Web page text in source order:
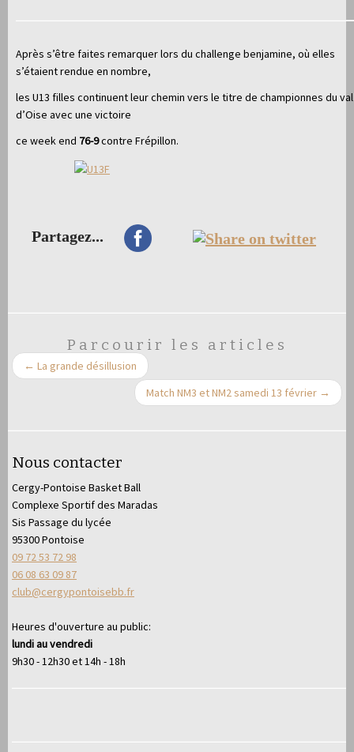
Après s’être faites remarquer lors du challenge benjamine, où elles
s’étaient rendue en nombre,
les U13 filles continuent leur chemin vers le titre de championnes du val
d’Oise avec une victoire
ce week end 76-9contre Frépillon.
Partagez...
Parcourir les articles
← La grande désillusion
Match NM3 et NM2 samedi 13 février →
Nous contacter
Cergy-Pontoise Basket Ball
Complexe Sportif des Maradas
Sis Passage du lycée
95300 Pontoise
09 72 53 72 98
06 08 63 09 87
club@cergypontoisebb.fr
Heures d'ouverture au public:
lundi au vendredi
9h30 - 12h30 et 14h - 18h